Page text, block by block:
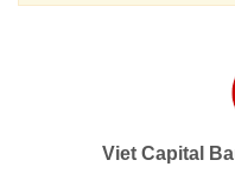
Viet Capital